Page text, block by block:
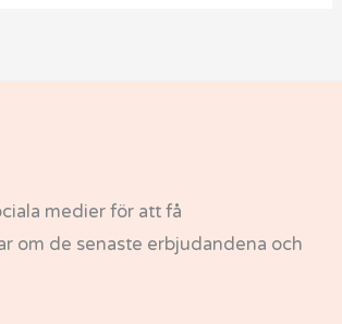
medier för att få
om de senaste erbjudandena och